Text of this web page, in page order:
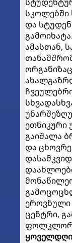
სკოლებში
და
გამოიხატა.
ამასთან,
ეთნიკური
გაიშალა
და
ეროვნული
ცენტრი,